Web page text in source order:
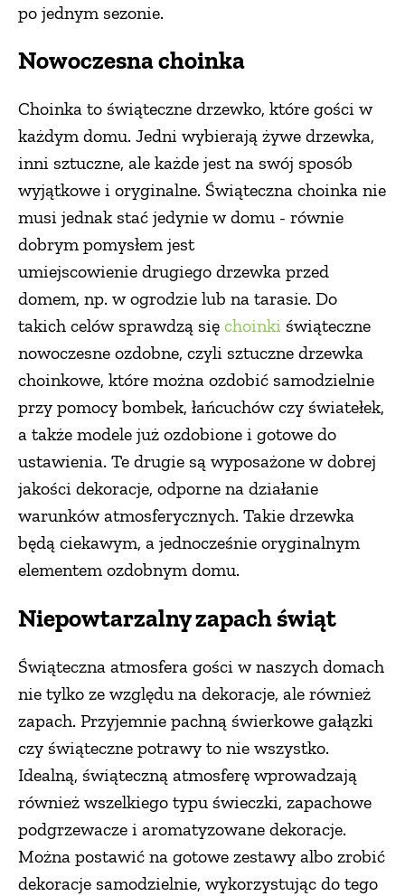
po jednym sezonie.
Nowoczesna choinka
Choinka to świąteczne drzewko, które gości w
każdym domu. Jedni wybierają żywe drzewka,
inni sztuczne, ale każde jest na swój sposób
wyjątkowe i oryginalne. Świąteczna choinka nie
musi jednak stać jedynie w domu - równie
dobrym pomysłem jest
umiejscowienie drugiego drzewka przed
domem, np. w ogrodzie lub na tarasie. Do
takich celów sprawdzą się choinki świąteczne
nowoczesne ozdobne, czyli sztuczne drzewka
choinkowe, które można ozdobić samodzielnie
przy pomocy bombek, łańcuchów czy światełek,
a także modele już ozdobione i gotowe do
ustawienia. Te drugie są wyposażone w dobrej
jakości dekoracje, odporne na działanie
warunków atmosferycznych. Takie drzewka
będą ciekawym, a jednocześnie oryginalnym
elementem ozdobnym domu.
Niepowtarzalny zapach świąt
Świąteczna atmosfera gości w naszych domach
nie tylko ze względu na dekoracje, ale również
zapach. Przyjemnie pachną świerkowe gałązki
czy świąteczne potrawy to nie wszystko.
Idealną, świąteczną atmosferę wprowadzają
również wszelkiego typu świeczki, zapachowe
podgrzewacze i aromatyzowane dekoracje.
Można postawić na gotowe zestawy albo zrobić
dekoracje samodzielnie, wykorzystując do tego